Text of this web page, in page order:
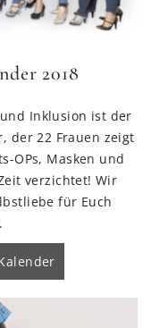
2018
Inklusion ist der
der 22 Frauen zeigt
OPs, Masken und
verzichtet! Wir
für Euch